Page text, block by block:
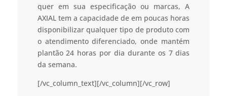
quer em sua especificação ou marcas, A
AXIAL tem a capacidade de em poucas horas
disponibilizar qualquer tipo de produto com
o atendimento diferenciado, onde mantém
plantão 24 horas por dia durante os 7 dias
da semana.
[/vc_column_text][/vc_column][/vc_row]